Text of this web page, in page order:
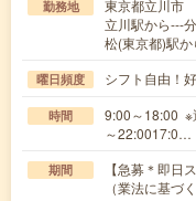
勤務地
東京都立川市
立川駅から---
松(東京都)駅
曜日頻度 シフト自由！
時間
9:00～18:00 ※
～22:0017:0…
期間
【急募＊即日
（業法に基づ